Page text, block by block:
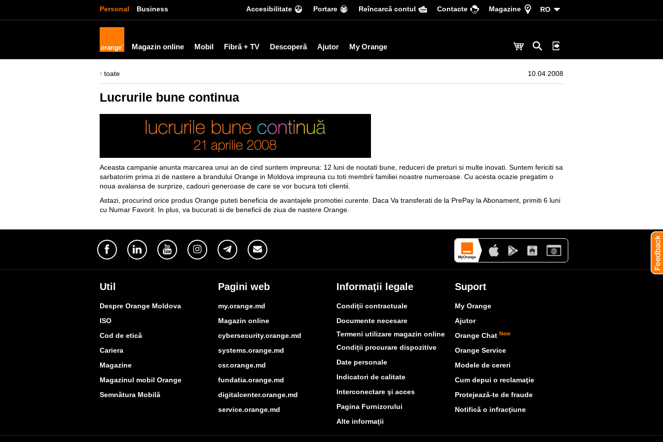
Personal Business Accesibilitate Portare Reîncarcă contul Сontacte Magazine RO
Magazin online Mobil Fibră + TV Descoperă Ajutor My Orange
toate 10.04.2008
Lucrurile bune continua
Aceasta campanie anunta marcarea unui an de cind suntem impreuna: 12 luni de noutati bune, reduceri de preturi si multe inovati. Suntem fericiti sa
sarbatorim prima zi de nastere a brandului Orange in Moldova impreuna cu toti membrii familiei noastre numeroase. Cu acesta ocazie pregatim o
noua avalansa de surprize, cadouri generoase de care se vor bucura toti clientii.
Astazi, procurind orice produs Orange puteti beneficia de avantajele promotiei curente. Daca Va transferati de la PrePay la Abonament, primiti 6 luni
cu Numar Favorit. In plus, va bucurati si de beneficii de ziua de nastere Orange.
Util
Despre Orange Moldova
ISO
Cod de etică
Cariera
Magazine
Magazinul mobil Orange
Semnătura Mobilă
Pagini web
my.orange.md
Magazin online
cybersecurity.orange.md
systems.orange.md
csr.orange.md
fundatia.orange.md
digitalcenter.orange.md
service.orange.md
Informaţii legale
Condiţii contractuale
Documente necesare
Termeni utilizare magazin online
Condiții procurare dispozitive
Date personale
Indicatori de calitate
Interconectare şi acces
Pagina Furnizorului
Alte informaţii
Suport
My Orange
Ajutor
Orange Chat New
Orange Service
Modele de cereri
Cum depui o reclamaţie
Protejează-te de fraude
Notifică o infracţiune